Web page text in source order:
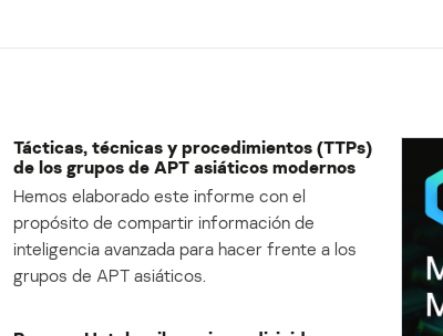
Tácticas, técnicas y procedimientos (TTPs)
de los grupos de APT asiáticos modernos
Hemos elaborado este informe con el
propósito de compartir información de
inteligencia avanzada para hacer frente a los
grupos de APT asiáticos.